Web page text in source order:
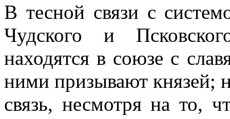
В тесной связи с
Чудского и
находятся в союзе с
ними призывают князей;
связь, несмотря на то,